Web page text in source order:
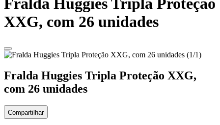
Fralda Huggies Tripla Proteção
XXG, com 26 unidades
Fralda Huggies Tripla Proteção XXG,
com 26 unidades
Compartilhar